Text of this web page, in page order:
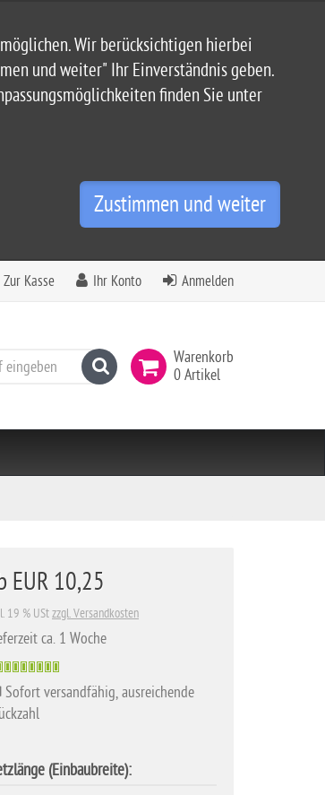
Wir berücksichtigen hierbei
und weiter" Ihr Einverständnis geben.
finden Sie unter
Zustimmen und weiter
Zur Kasse Ihr Konto Anmelden
Warenkorb
0 Artikel
Suchen
EUR 10,25
19 % UStzzgl. Versandkosten
ca. 1 Woche
Sofort versandfähig, ausreichende
(Einbaubreite):